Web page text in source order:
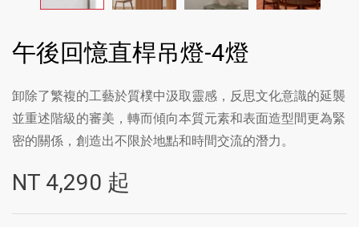
午後回憶直桿吊燈-4燈
卸除了繁複的工藝於質樸中汲取靈感，反思文化意識的延襲
並重述階級的審美，轉而傾向本質元素和表面造型間更為緊
密的關係，創造出不限於地點和時間交流的潛力。
NT 4,290 起